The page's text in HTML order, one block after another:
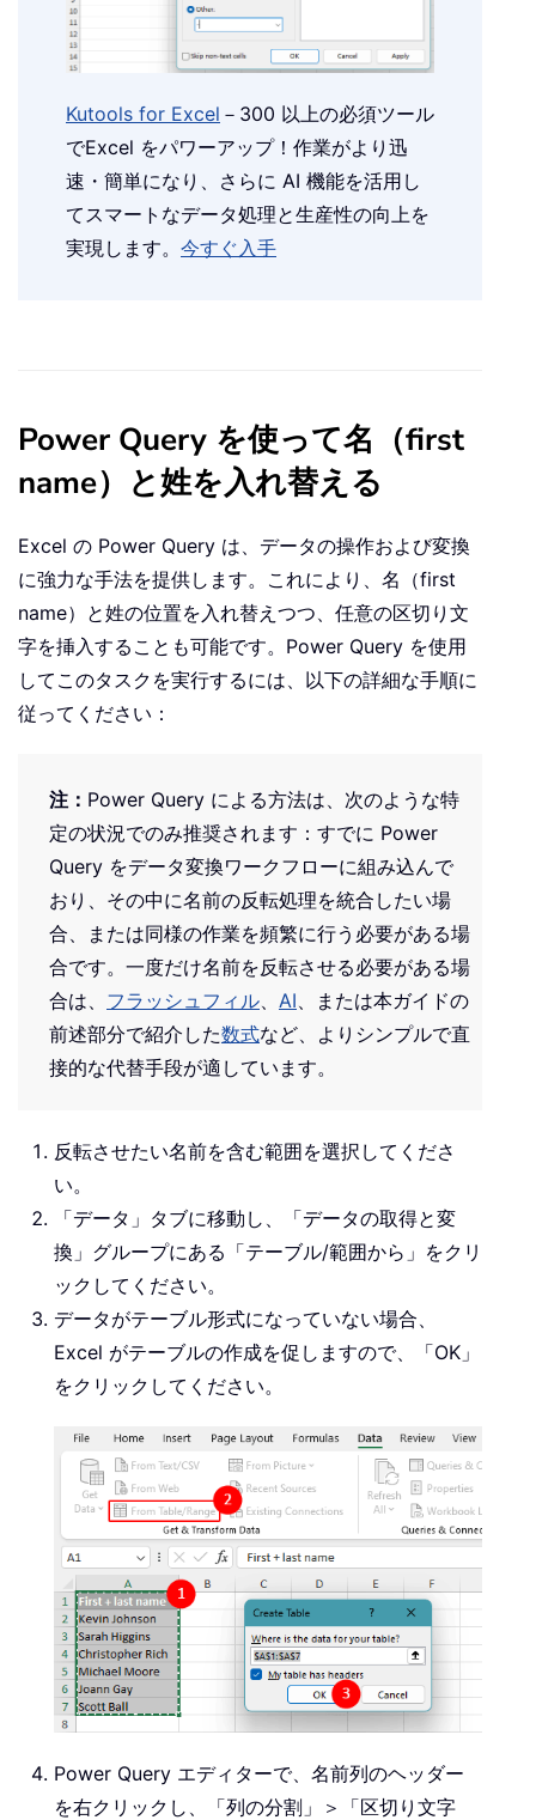
Kutools for Excel －300 以上の必須ツール
でExcel をパワーアップ！作業がより迅
速・簡単になり、さらに AI 機能を活用し
てスマートなデータ処理と生産性の向上を
実現します。 今すぐ入手
Power Query を使って名（first
name）と姓を入れ替える
Excel の Power Query は、データの操作および変換
に強力な手法を提供します。これにより、名（first
name）と姓の位置を入れ替えつつ、任意の区切り文
字を挿入することも可能です。Power Query を使用
してこのタスクを実行するには、以下の詳細な手順に
従ってください：
注： Power Query による方法は、次のような特
定の状況でのみ推奨されます：すでに Power
Query をデータ変換ワークフローに組み込んで
おり、その中に名前の反転処理を統合したい場
合、または同様の作業を頻繁に行う必要がある場
合です。一度だけ名前を反転させる必要がある場
合は、 フラッシュフィル AI 、または本ガイドの
前述部分で紹介した数式など、よりシンプルで直
接的な代替手段が適しています。
反転させたい名前を含む範囲を選択してくださ
い。
「データ」タブに移動し、「データの取得と変
換」グループにある「テーブル/範囲から」をクリ
ックしてください。
データがテーブル形式になっていない場合、
Excel がテーブルの作成を促しますので、「OK」
をクリックしてください。
Power Query エディターで、名前列のヘッダー
を右クリックし、「列の分割」＞「区切り文字